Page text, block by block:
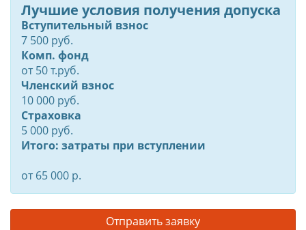
Лучшие условия получения допуска
Вступительный взнос
7 500 руб.
Комп. фонд
от50т.руб.
Членский взнос
10 000 руб.
Страховка
5 000 руб.
Итого: затраты при вступлении
от 65 000 р.
Отправить заявку